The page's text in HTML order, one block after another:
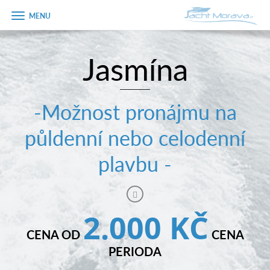
Úvodní strana
Pronájem a ceník
Plán plavby
Tipy na výlet
Zobrazit
menu
Jasmína
-Možnost pronájmu na
půldenní nebo celodenní
plavbu -
CENA OD2.000 KČ CENA
PERIODA